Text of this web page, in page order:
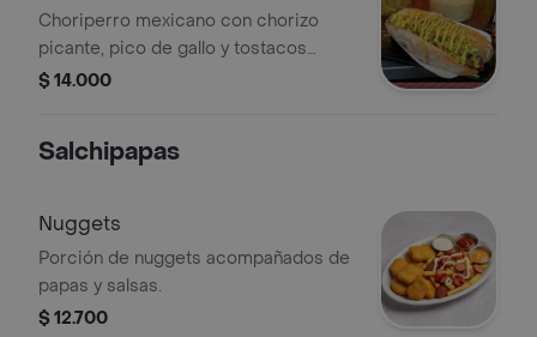
Choriperro mexicano con chorizo
picante, pico de gallo y tostacos
triturados. Incluye gaseosa Postobon
$ 14.000
Salchipapas
Nuggets
Porción de nuggets acompañados de
papas y salsas.
$ 12.700